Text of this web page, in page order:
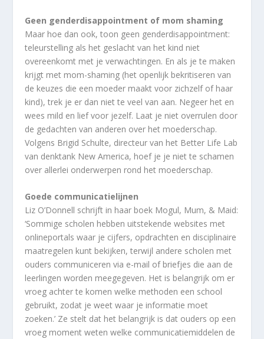
Geen genderdisappointment of mom shaming
Maar hoe dan ook, toon geen genderdisappointment:
teleurstelling als het geslacht van het kind niet
overeenkomt met je verwachtingen. En als je te maken
krijgt met mom-shaming (het openlijk bekritiseren van
de keuzes die een moeder maakt voor zichzelf of haar
kind), trek je er dan niet te veel van aan. Negeer het en
wees mild en lief voor jezelf. Laat je niet overrulen door
de gedachten van anderen over het moederschap.
Volgens Brigid Schulte, directeur van het Better Life Lab
van denktank New America, hoef je je niet te schamen
over allerlei onderwerpen rond het moederschap.
Goede communicatielijnen
Liz O’Donnell schrijft in haar boek Mogul, Mum, & Maid:
‘Sommige scholen hebben uitstekende websites met
onlineportals waar je cijfers, opdrachten en disciplinaire
maatregelen kunt bekijken, terwijl andere scholen met
ouders communiceren via e-mail of briefjes die aan de
leerlingen worden meegegeven. Het is belangrijk om er
vroeg achter te komen welke methoden een school
gebruikt, zodat je weet waar je informatie moet
zoeken.’ Ze stelt dat het belangrijk is dat ouders op een
vroeg moment weten welke communicatiemiddelen de